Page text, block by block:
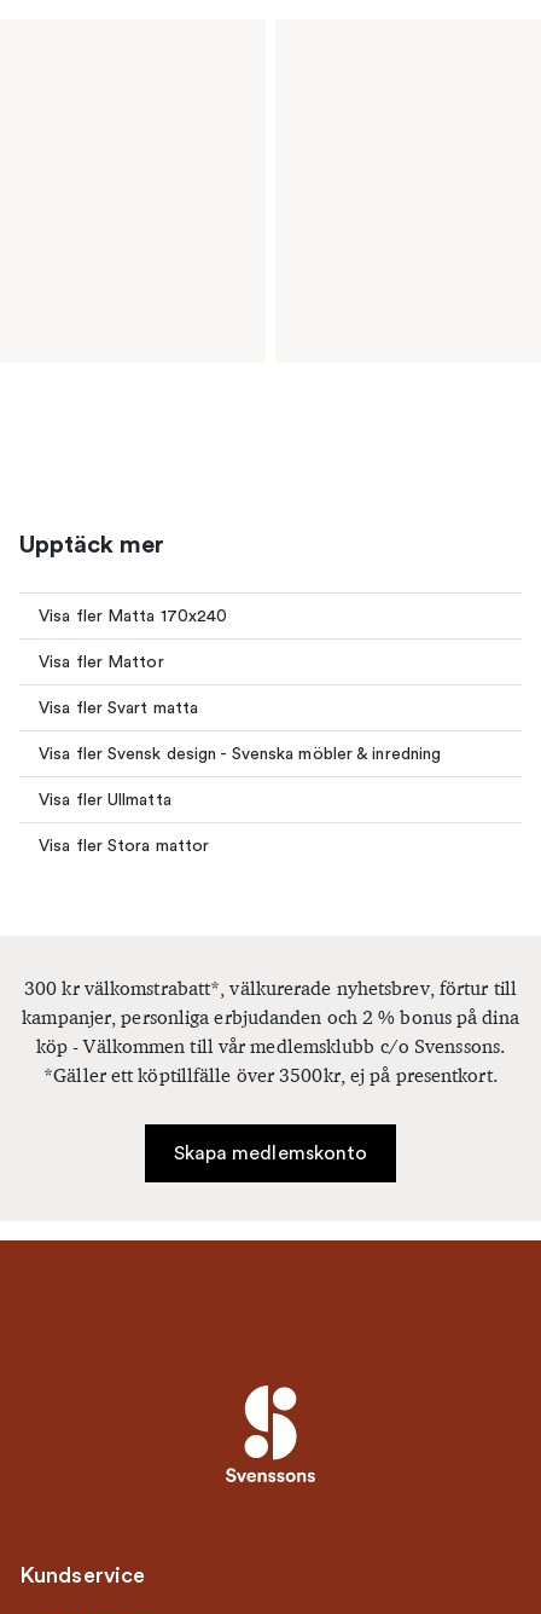
Upptäck mer
Visa fler Matta 170x240
Visa fler Mattor
Visa fler Svart matta
Visa fler Svensk design - Svenska möbler & inredning
Visa fler Ullmatta
Visa fler Stora mattor
300 kr välkomstrabatt*, välkurerade nyhetsbrev, förtur till
kampanjer, personliga erbjudanden och 2 % bonus på dina
köp - Välkommen till vår medlemsklubb c/o Svenssons.
*Gäller ett köptillfälle över 3500kr, ej på presentkort.
Skapa medlemskonto
Kundservice